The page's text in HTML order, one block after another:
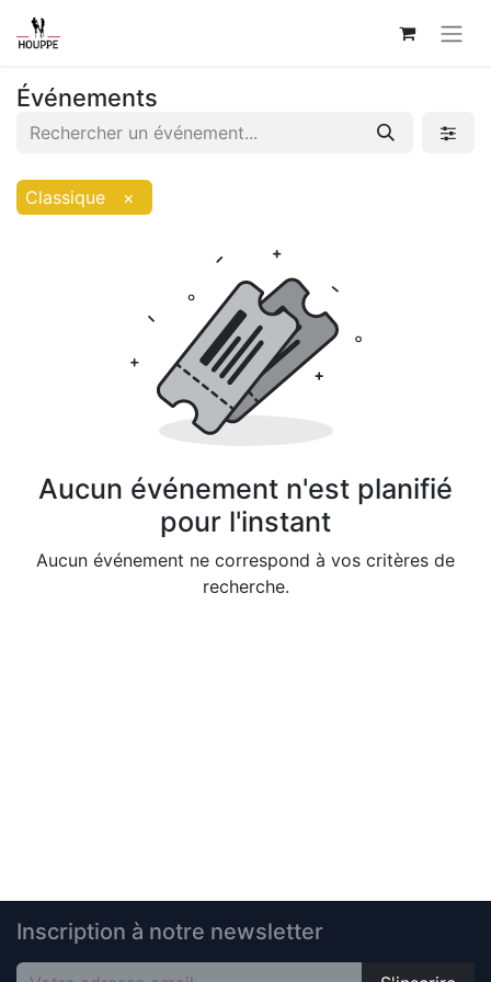
Événements
Classique ×
Aucun événement n'est planifié
pour l'instant
Aucun événement ne correspond à vos critères de
recherche.
Inscription à notre newsletter